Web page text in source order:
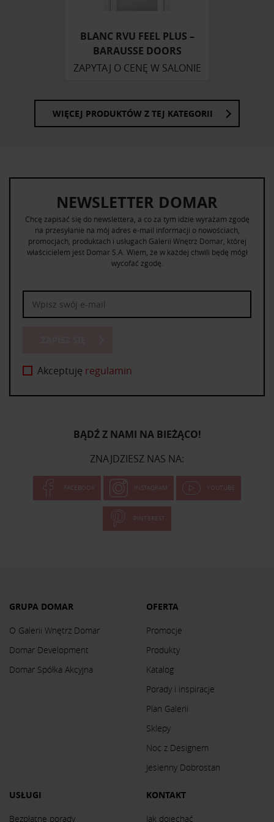
BLANC RVU FEEL PLUS –
BARAUSSE DOORS
ZAPYTAJ O CENĘ W SALONIE
WIĘCEJ PRODUKTÓW Z TEJ KATEGORII
NEWSLETTER DOMAR
Chcę zapisać się do newslettera, a co za tym idzie wyrażam zgodę
na przesyłanie na mój adres e-mail informacji o nowościach,
promocjach, produktach i usługach Galerii Wnętrz Domar, której
właścicielem jest Domar S.A. Wiem, że w każdej chwili będę mógł
wycofać zgodę.
Akceptuję regulamin
BĄDŹ Z NAMI NA BIEŻĄCO!
ZNAJDZIESZ NAS NA:
FACEBOOK INSTAGRAM YOUTUBE
PINTEREST
GRUPA DOMAR
O Galerii Wnętrz Domar
Domar Development
Domar Spółka Akcyjna
OFERTA
Promocje
Produkty
Katalog
Porady i inspiracje
Plan Galerii
Sklepy
Noc z Designem
Jesienny Dobrostan
USŁUGI
Bezpłatne porady
KONTAKT
Jak dojechać